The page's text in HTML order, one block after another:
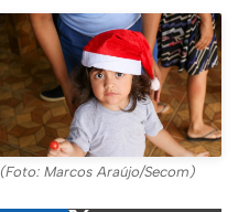
(Foto: Marcos Araújo/Secom)